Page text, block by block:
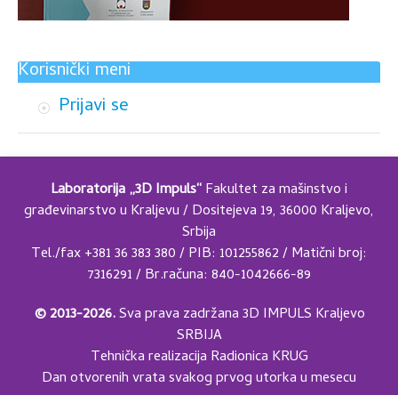
Korisnički meni
Prijavi se
Laboratorija „3D Impuls“Fakultet za mašinstvo i
građevinarstvo u Kraljevu / Dositejeva 19, 36000 Kraljevo,
Srbija
Tel./fax +381 36 383 380 / PIB: 101255862 / Matični broj:
7316291 / Br.računa: 840-1042666-89
© 2013-2026.Sva prava zadržana 3D IMPULS Kraljevo
SRBIJA
Tehnička realizacija Radionica KRUG
Dan otvorenih vrata svakog prvog utorka u mesecu